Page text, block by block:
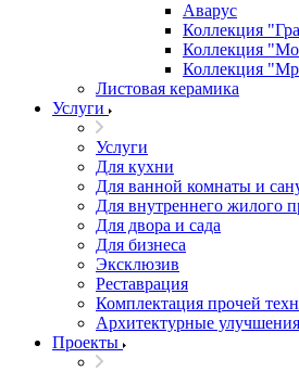
Аварус
Коллекция
Коллекция
Коллекция
Листовая керамика
Услуги
Услуги
Для кухни
Для ванной комнаты и
Для внутреннего жилого
Для двора и сада
Для бизнеса
Эксклюзив
Реставрация
Комплектация прочей
Архитектурные
Проекты